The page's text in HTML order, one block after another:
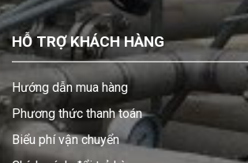
HỖ TRỢ KHÁCH HÀNG
Hướng dẫn mua hàng
Phương thức thanh toán
Biểu phí vận chuyển